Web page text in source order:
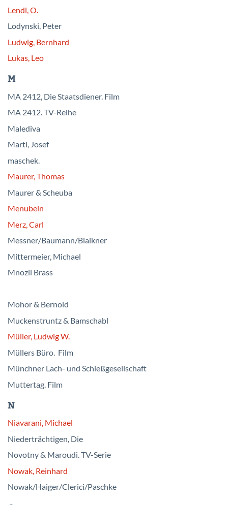
Lendl, O.
Lodynski, Peter
Ludwig, Bernhard
Lukas, Leo
M
MA 2412, Die Staatsdiener. Film
MA 2412. TV-Reihe
Malediva
Martl, Josef
maschek.
Maurer, Thomas
Maurer & Scheuba
Menubeln
Merz, Carl
Messner/Baumann/Blaikner
Mittermeier, Michael
Mnozil Brass
Mohor & Bernold
Muckenstruntz & Bamschabl
Müller, Ludwig W.
Müllers Büro. Film
Münchner Lach- und Schießgesellschaft
Muttertag. Film
N
Niavarani, Michael
Niederträchtigen, Die
Novotny & Maroudi. TV-Serie
Nowak, Reinhard
Nowak/Haiger/Clerici/Paschke